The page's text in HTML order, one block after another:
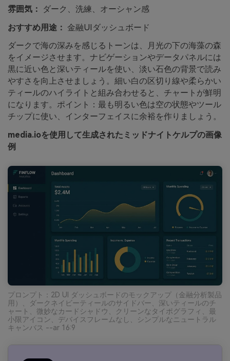
雰囲気：
ダーク、洗練、オーシャン感
おすすめ用途： 金融UIダッシュボード
ダークで海の深みを感じるトーンは、月光の下の海藻の森
をイメージさせます。ナビゲーションやデータパネルには
黒に近い色と深いティールを使い、淡い石色の背景で読み
やすさを向上させましょう。細い白の区切り線や柔らかい
ティールのハイライトと組み合わせると、チャートが鮮明
になります。ポイント：最も明るい色は空の状態やツール
チップに使い、インターフェイスに余裕を作りましょう。
media.ioを使用して生成されたミッドナイトケルプの画像
例
プロンプト：2D UI ダッシュボードのモックアップ（金融分析製品
用）、ダークネイビーティールのサイドバー、深いティールのチ
ャート、微妙なカードシャドウ、クリーンなタイポグラフィ、最
小限アイコン、デバイスフレームなし、シンプルなニュートラル
キャンバス --ar 16:9